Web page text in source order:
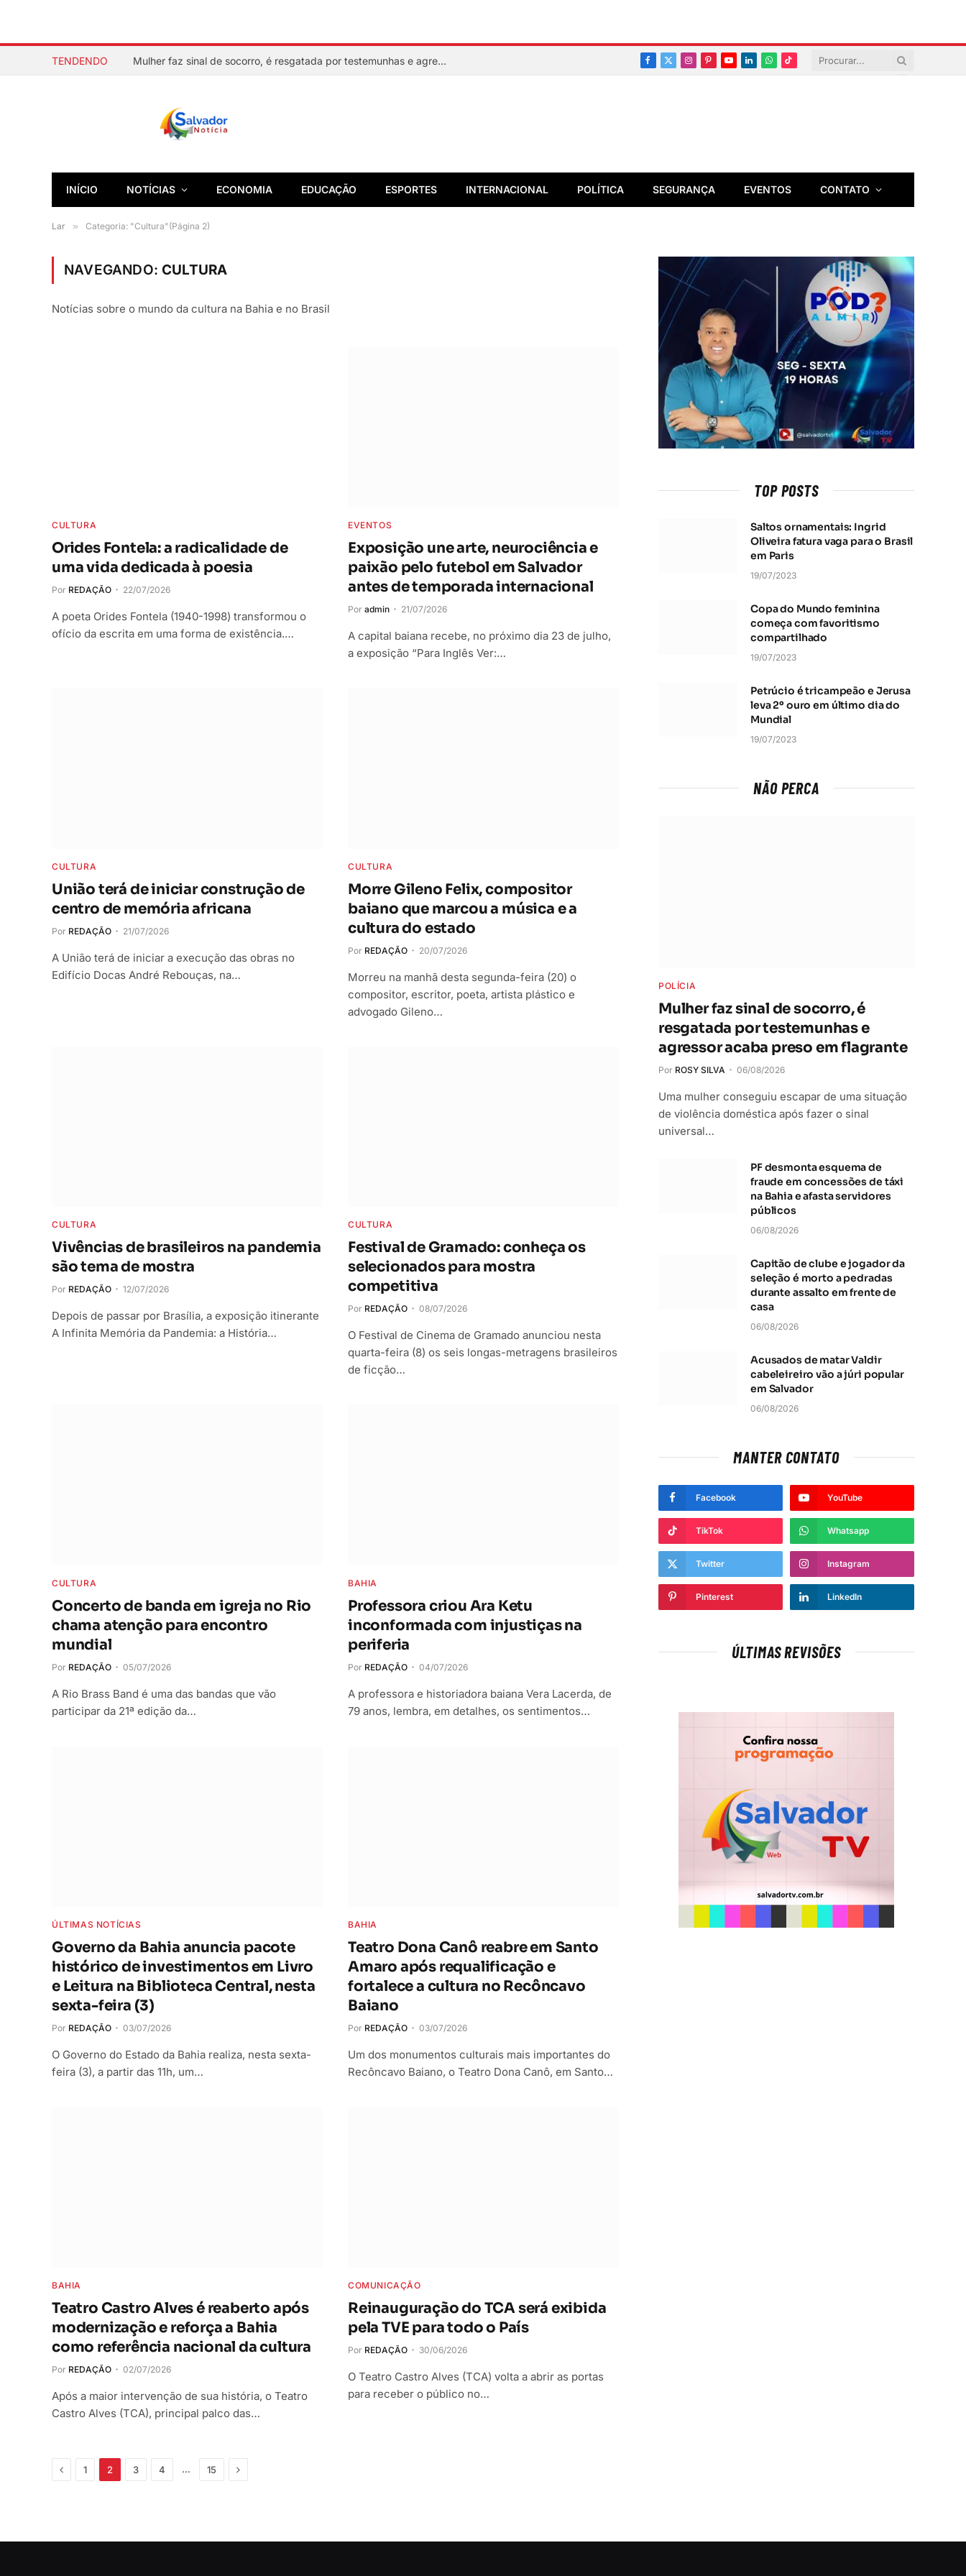
TENDENDO Mulher faz sinal de socorro, é resgatada por testemunhas e agressor acaba preso em flagrante
Facebook
X
Instagram
PinterestYouTubeLinkedInWhatsapp
TikTok
INÍCIO NOTÍCIAS ECONOMIA EDUCAÇÃO ESPORTES INTERNACIONAL POLÍTICA SEGURANÇA EVENTOS CONTATO
Lar » Categoria: "Cultura"(Página 2)
NAVEGANDO: CULTURA
Notícias sobre o mundo da cultura na Bahia e no Brasil
CULTURA
Orides Fontela: a radicalidade de
uma vida dedicada à poesia
Por REDAÇÃO 22/07/2026
A poeta Orides Fontela (1940-1998) transformou o
ofício da escrita em uma forma de existência.…
EVENTOS
Exposição une arte, neurociência e
paixão pelo futebol em Salvador
antes de temporada internacional
Por admin 21/07/2026
A capital baiana recebe, no próximo dia 23 de julho,
a exposição “Para Inglês Ver:…
CULTURA
União terá de iniciar construção de
centro de memória africana
Por REDAÇÃO 21/07/2026
A União terá de iniciar a execução das obras no
Edifício Docas André Rebouças, na…
CULTURA
Morre Gileno Felix, compositor
baiano que marcou a música e a
cultura do estado
Por REDAÇÃO 20/07/2026
Morreu na manhã desta segunda-feira (20) o
compositor, escritor, poeta, artista plástico e
advogado Gileno…
CULTURA
Vivências de brasileiros na pandemia
são tema de mostra
Por REDAÇÃO 12/07/2026
Depois de passar por Brasília, a exposição itinerante
A Infinita Memória da Pandemia: a História…
CULTURA
Festival de Gramado: conheça os
selecionados para mostra
competitiva
Por REDAÇÃO 08/07/2026
O Festival de Cinema de Gramado anunciou nesta
quarta-feira (8) os seis longas-metragens brasileiros
de ficção…
CULTURA
Concerto de banda em igreja no Rio
chama atenção para encontro
mundial
Por REDAÇÃO 05/07/2026
A Rio Brass Band é uma das bandas que vão
participar da 21ª edição da…
BAHIA
Professora criou Ara Ketu
inconformada com injustiças na
periferia
Por REDAÇÃO 04/07/2026
A professora e historiadora baiana Vera Lacerda, de
79 anos, lembra, em detalhes, os sentimentos…
ÚLTIMAS NOTÍCIAS
Governo da Bahia anuncia pacote
histórico de investimentos em Livro
e Leitura na Biblioteca Central, nesta
sexta-feira (3)
Por REDAÇÃO 03/07/2026
O Governo do Estado da Bahia realiza, nesta sexta-
feira (3), a partir das 11h, um…
BAHIA
Teatro Dona Canô reabre em Santo
Amaro após requalificação e
fortalece a cultura no Recôncavo
Baiano
Por REDAÇÃO 03/07/2026
Um dos monumentos culturais mais importantes do
Recôncavo Baiano, o Teatro Dona Canô, em Santo…
BAHIA
Teatro Castro Alves é reaberto após
modernização e reforça a Bahia
como referência nacional da cultura
Por REDAÇÃO 02/07/2026
Após a maior intervenção de sua história, o Teatro
Castro Alves (TCA), principal palco das…
COMUNICAÇÃO
Reinauguração do TCA será exibida
pela TVE para todo o País
Por REDAÇÃO 30/06/2026
O Teatro Castro Alves (TCA) volta a abrir as portas
para receber o público no…
Anterior
1 2 3 4 … 15 Próximo
TOP POSTS
Saltos ornamentais: Ingrid
Oliveira fatura vaga para o Brasil
em Paris
19/07/2023
Copa do Mundo feminina
começa com favoritismo
compartilhado
19/07/2023
Petrúcio é tricampeão e Jerusa
leva 2º ouro em último dia do
Mundial
19/07/2023
NÃO PERCA
POLÍCIA
Mulher faz sinal de socorro, é
resgatada por testemunhas e
agressor acaba preso em flagrante
Por ROSY SILVA 06/08/2026
Uma mulher conseguiu escapar de uma situação
de violência doméstica após fazer o sinal
universal…
PF desmonta esquema de
fraude em concessões de táxi
na Bahia e afasta servidores
públicos
06/08/2026
Capitão de clube e jogador da
seleção é morto a pedradas
durante assalto em frente de
casa
06/08/2026
Acusados de matar Valdir
cabeleireiro vão a júri popular
em Salvador
06/08/2026
MANTER CONTATO
Facebook YouTube
TikTok Whatsapp
Twitter Instagram
Pinterest LinkedIn
ÚLTIMAS REVISÕES